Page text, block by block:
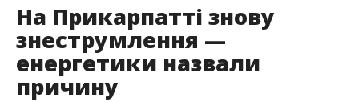
На Прикарпатті знову
знеструмлення —
енергетики назвали
причину